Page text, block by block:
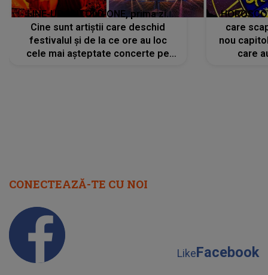
LINE-UP UNTOLD ONE, prima zi.
Cine sunt artiștii care deschid
festivalul și de la ce ore au loc
cele mai așteptate concerte pe
care
nou
care
CONECTEAZĂ-TE CU NOI
LikeFacebook